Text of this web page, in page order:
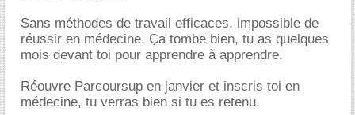
Sans méthodes de travail efficaces, impossible de
réussir en médecine. Ça tombe bien, tu as quelques
mois devant toi pour apprendre à apprendre.
Réouvre Parcoursup en janvier et inscris toi en
médecine, tu verras bien si tu es retenu.